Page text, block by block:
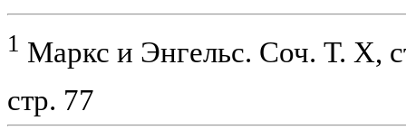
1 Маркс и Энгельс. Соч. Т. X,
стр. 77